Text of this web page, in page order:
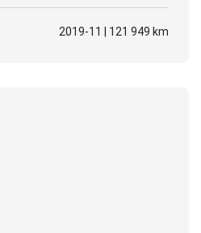
2019-11 | 121 949 km